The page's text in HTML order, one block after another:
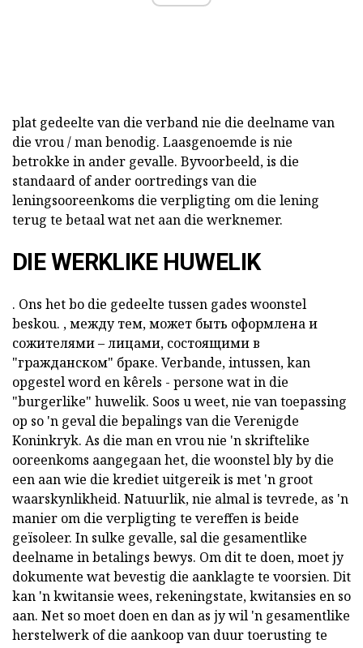
plat gedeelte van die verbandnie die deelname van
die vrou / man benodig. Laasgenoemde is nie
betrokke in ander gevalle. Byvoorbeeld, is die
standaard of ander oortredings van die
leningsooreenkoms die verpligting om die lening
terug te betaal wat net aan die werknemer.
DIE WERKLIKE HUWELIK
. Ons het bo die gedeelte tussen gades woonstel
beskou. , между тем, может быть оформлена и
сожителями – лицами, состоящими в
"гражданском" браке. Verbande,intussen, kan
opgestel word en kêrels - persone wat in die
"burgerlike" huwelik. Soos u weet, nie van toepassing
op so 'n geval die bepalings van die Verenigde
Koninkryk. As die man en vrou nie 'n skriftelike
ooreenkoms aangegaan het, die woonstel bly by die
een aan wie die krediet uitgereik is met 'n groot
waarskynlikheid. Natuurlik, nie almal is tevrede, as 'n
manier om die verpligting te vereffen is beide
geïsoleer. In sulke gevalle, sal die gesamentlike
deelname in betalings bewys. Om dit te doen, moet jy
dokumente wat bevestig die aanklagte te voorsien. Dit
kan 'n kwitansie wees, rekeningstate, kwitansies en so
aan. Net so moet doen en dan as jy wil 'n gesamentlike
herstelwerk of die aankoop van duur toerusting te